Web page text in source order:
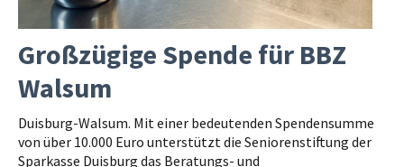
Großzügige Spende für BBZ
Walsum
Duisburg-Walsum. Mit einer bedeutenden Spendensumme
von über 10.000 Euro unterstützt die Seniorenstiftung der
Sparkasse Duisburg das Beratungs- und